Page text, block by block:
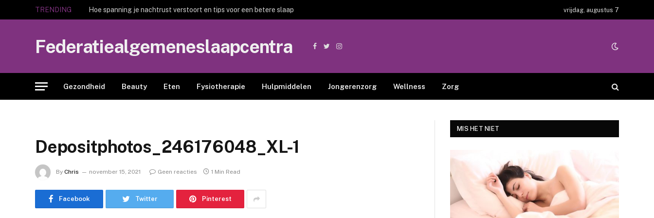
TRENDING Hoe spanning je nachtrust verstoort en tips voor een betere slaap vrijdag, augustus 7
Federatiealgemeneslaapcentra Facebook
TwitterInstagram
Gezondheid Beauty Eten Fysiotherapie Hulpmiddelen Jongerenzorg Wellness Zorg
Depositphotos_246176048_XL-1
By Chris november 15, 2021 Geen reacties 1 Min Read
Facebook Twitter Pinterest
MIS HET NIET